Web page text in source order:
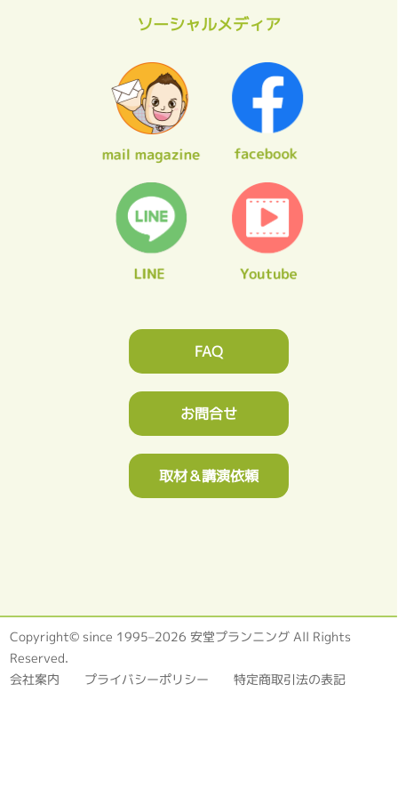
ソーシャルメディア
FAQ
お問合せ
取材＆講演依頼
Copyright© since 1995–2026 安堂プランニング All Rights
Reserved.
会社案内 プライバシーポリシー 特定商取引法の表記